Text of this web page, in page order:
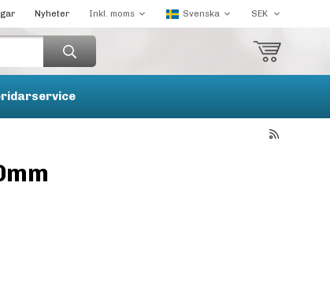
Nyheter